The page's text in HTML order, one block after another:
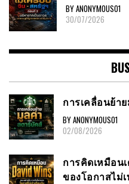
BY ANONYMOUS01
30/07/2026
การเคลื่อนย้า
BY ANONYMOUS01
02/08/2026
การคิดเหมือน
ของโอกาสไม่